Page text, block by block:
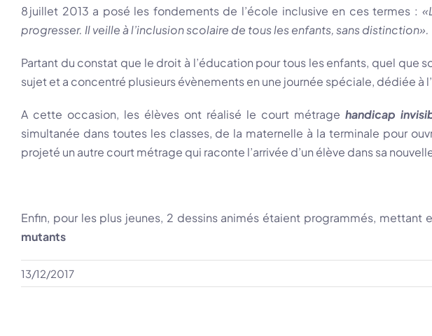
8 juillet 2013 a posé les fondements de l’école inclusive en ces termes :
progresser. Il veille à l’inclusion scolaire de tous les enfants, sans distinction».
Partant du constat que le droit à l’éducation pour tous les enfants, quel
sujet et a concentré plusieurs évènements en une journée spéciale, dédiée à
A cette occasion, les élèves ont réalisé le court métragehandicap
simultanée dans toutes les classes, de la maternelle à la terminale pour
projeté un autre court métrage qui raconte l’arrivée d’un élève dans sa
Enfin, pour les plus jeunes, 2 dessins animés étaient programmés, mettant
mutants
13/12/2017